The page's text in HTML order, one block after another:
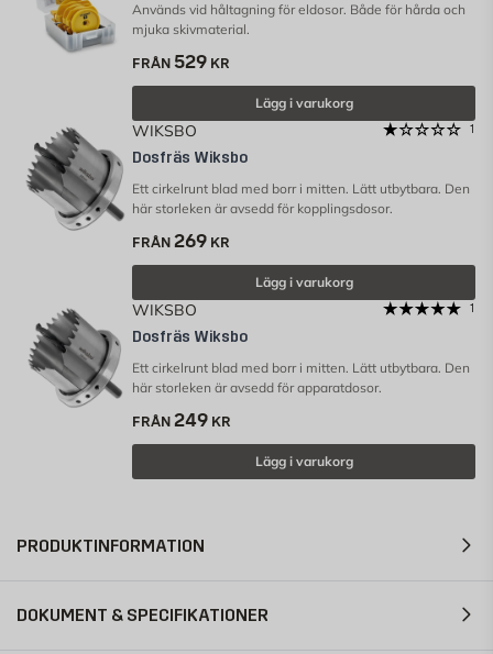
Används vid håltagning för eldosor. Både för hårda och
mjuka skivmaterial.
FRÅN 529 KR
Lägg i varukorg
WIKSBO 1
Dosfräs Wiksbo
Ett cirkelrunt blad med borr i mitten. Lätt utbytbara. Den
här storleken är avsedd för kopplingsdosor.
FRÅN 269 KR
Lägg i varukorg
WIKSBO 1
Dosfräs Wiksbo
Ett cirkelrunt blad med borr i mitten. Lätt utbytbara. Den
här storleken är avsedd för apparatdosor.
FRÅN 249 KR
Lägg i varukorg
PRODUKTINFORMATION
DOKUMENT & SPECIFIKATIONER